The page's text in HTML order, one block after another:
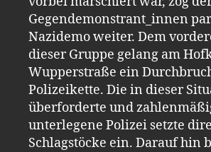
Gegendemonstrant_innen
Nazidemo weiter. Dem
dieser Gruppe gelang am
Wupperstraße ein
Polizeikette. Die in dieser
überforderte und
unterlegene Polizei setzte
Schlagstöcke ein. Darauf hin